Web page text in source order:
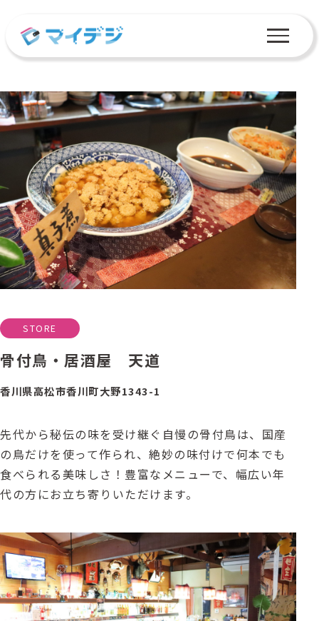
STORE
骨付鳥・居酒屋 天道
香川県高松市香川町大野1343-1
先代から秘伝の味を受け継ぐ自慢の骨付鳥は、国産
の鳥だけを使って作られ、絶妙の味付けで何本でも
食べられる美味しさ！豊富なメニューで、幅広い年
代の方にお立ち寄りいただけます。